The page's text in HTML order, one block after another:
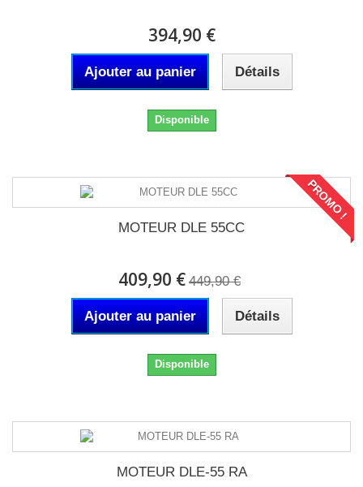
394,90 €
Ajouter au panier Détails
Disponible
PROMO !
MOTEUR DLE 55CC
409,90 € 449,90 €
Ajouter au panier Détails
Disponible
MOTEUR DLE-55 RA